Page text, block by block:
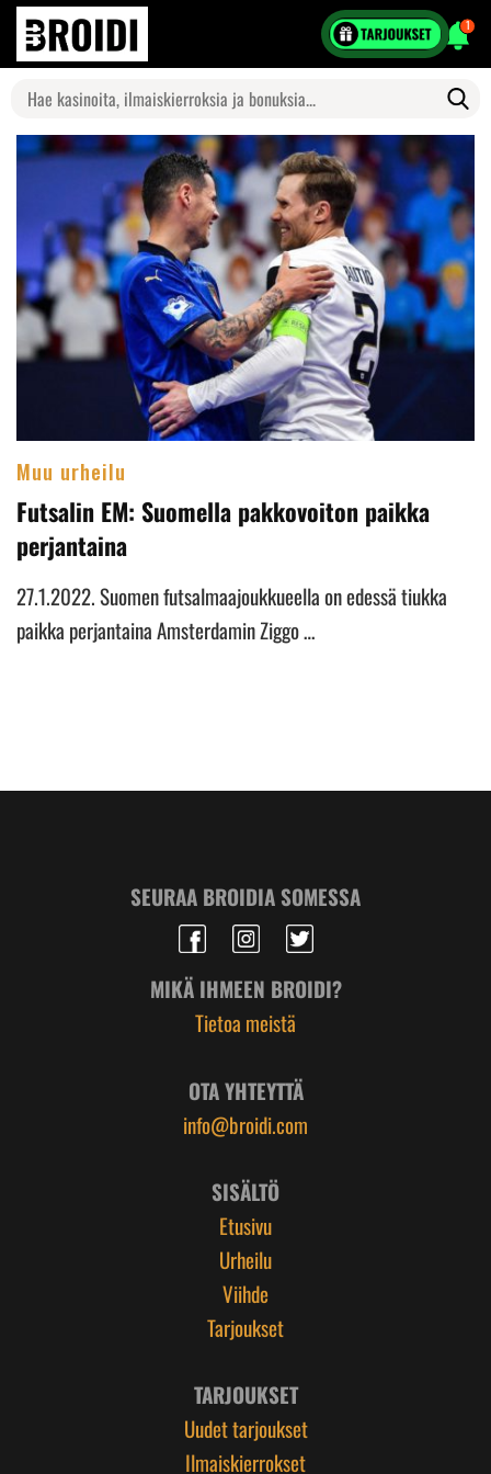
1
Search
for:
Muu urheilu
Futsalin EM: Suomella pakkovoiton paikka
perjantaina
27.1.2022. Suomen futsalmaajoukkueella on edessä tiukka
paikka perjantaina Amsterdamin Ziggo …
SEURAA BROIDIA SOMESSA
MIKÄ IHMEEN BROIDI?
Tietoa meistä
OTA YHTEYTTÄ
info@broidi.com
SISÄLTÖ
Etusivu
Urheilu
Viihde
Tarjoukset
TARJOUKSET
Uudet tarjoukset
Ilmaiskierrokset